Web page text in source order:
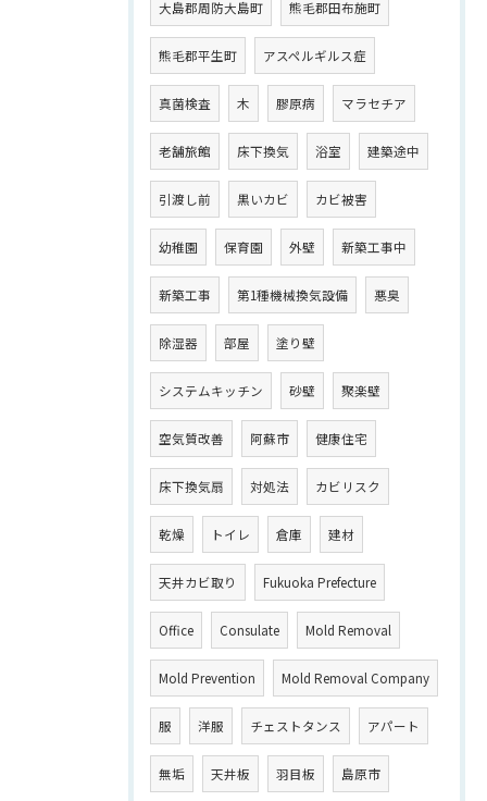
大島郡周防大島町 熊毛郡田布施町
熊毛郡平生町 アスペルギルス症
真菌検査 木 膠原病 マラセチア
老舗旅館 床下換気 浴室 建築途中
引渡し前 黒いカビ カビ被害
幼稚園 保育園 外壁 新築工事中
新築工事 第1種機械換気設備 悪臭
除湿器 部屋 塗り壁
システムキッチン 砂壁 聚楽壁
空気質改善 阿蘇市 健康住宅
床下換気扇 対処法 カビリスク
乾燥 トイレ 倉庫 建材
天井カビ取り Fukuoka Prefecture
Office Consulate Mold Removal
Mold Prevention Mold Removal Company
服 洋服 チェストタンス アパート
無垢 天井板 羽目板 島原市